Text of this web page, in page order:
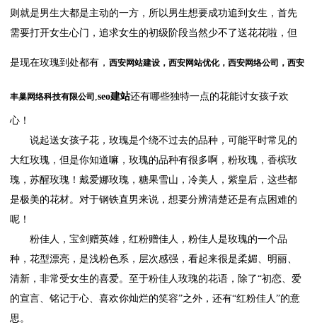
则就是男生大都是主动的一方，所以男生想要成功追到女生，首先
需要打开女生心门，追求女生的初级阶段当然少不了送花花啦，但
是现在玫瑰到处都有，西安网站建设 ，西安网站优化，西安网络公司 ，西安
丰巢网络科技有限公司 ,seo建站还有哪些独特一点的花能讨女孩子欢
心！
说起送女孩子花，玫瑰是个绕不过去的品种，可能平时常见的
大红玫瑰，但是你知道嘛，玫瑰的品种有很多啊，粉玫瑰，香槟玫
瑰，苏醒玫瑰！戴爱娜玫瑰，糖果雪山，冷美人，紫皇后，这些都
是极美的花材。对于钢铁直男来说，想要分辨清楚还是有点困难的
呢！
粉佳人，宝剑赠英雄，红粉赠佳人，粉佳人是玫瑰的一个品
种，花型漂亮，是浅粉色系，层次感强，看起来很是柔媚、明丽、
清新，非常受女生的喜爱。至于粉佳人玫瑰的花语，除了“初恋、爱
的宣言、铭记于心、喜欢你灿烂的笑容”之外，还有“红粉佳人”的意
思。